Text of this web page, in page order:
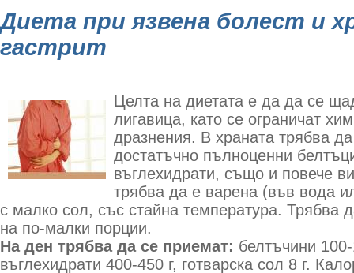
Диета при язвена болест и
гастрит
Целта на диетата е да да се
лигавица, като се ограничат
дразнения. В храната трябва
достатъчно пълноценни
въглехидрати, също и повече
трябва да е варена (във вода
с малко сол, със стайна температура. Трябва
на по-малки порции.
На ден трябва да се приемат: белтъчини
въглехидрати 400-450 г, готварска сол 8 г.